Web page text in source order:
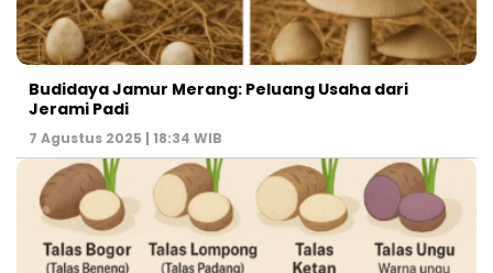
Budidaya Jamur Merang: Peluang Usaha dari
Jerami Padi
7 Agustus 2025 | 18:34 WIB